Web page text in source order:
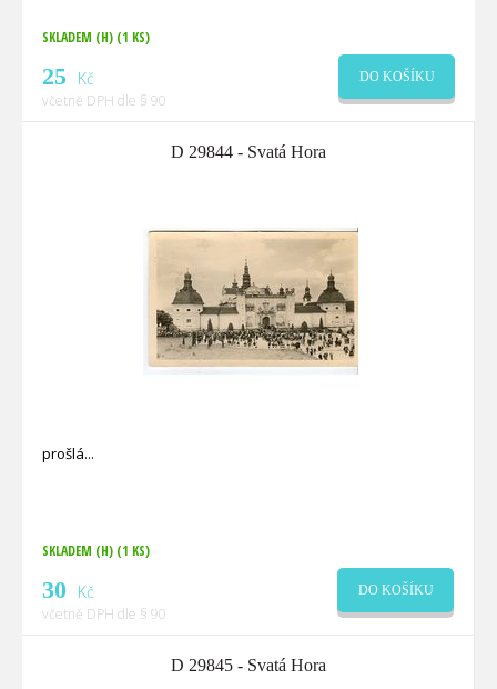
SKLADEM (H) (1 KS)
25 Kč
včetně DPH dle § 90
DO KOŠÍKU
D 29844 - Svatá Hora
prošlá
SKLADEM (H) (1 KS)
30 Kč
včetně DPH dle § 90
DO KOŠÍKU
D 29845 - Svatá Hora